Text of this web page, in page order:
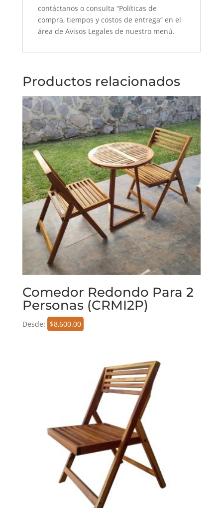
contáctanos o consulta “Políticas de
compra, tiempos y costos de entrega” en el
área de Avisos Legales de nuestro menú.
Productos relacionados
Comedor Redondo Para 2
Personas (CRMI2P)
Desde: $8,600.00